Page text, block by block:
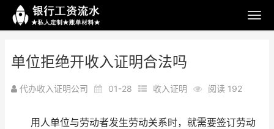
单位拒绝开收入证明合法吗
代办收入证明公司 01-28 收入证明 阅读 192
用人单位与劳动者发生劳动关系时，就需要签订劳动